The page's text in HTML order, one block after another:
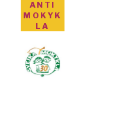
ANTI
MOKYK
LA